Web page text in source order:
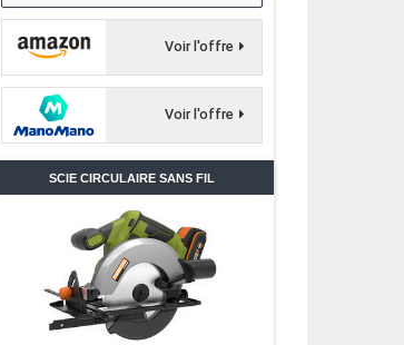
Voir l'offre
Voir l'offre
SCIE CIRCULAIRE SANS FIL